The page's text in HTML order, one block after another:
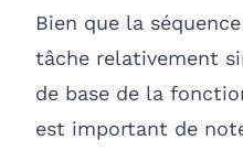
Bien que la
tâche relativement
de base de la
est important de